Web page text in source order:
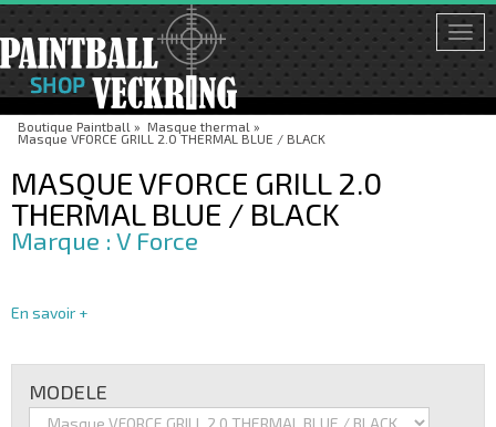
Boutique Paintball » Masque thermal »
Masque VFORCE GRILL 2.0 THERMAL BLUE / BLACK
MASQUE VFORCE GRILL 2.0
THERMAL BLUE / BLACK
V Force
En savoir +
MODELE